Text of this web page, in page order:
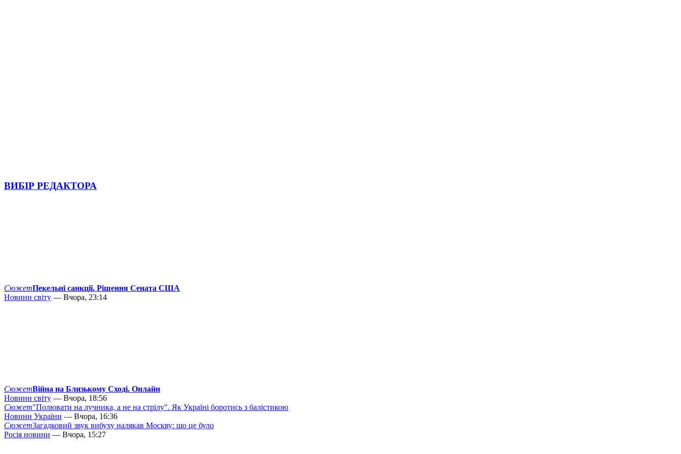
ВИБІР РЕДАКТОРА
СюжетПекельні санкції. Рішення Сената США
Новини світу — Вчора, 23:14
СюжетВійна на Близькому Сході. Онлайн
Новини світу — Вчора, 18:56
Сюжет"Полювати на лучника, а не на стрілу". Як Україні боротись з балістикою
Новини України — Вчора, 16:36
СюжетЗагадковий звук вибуху налякав Москву: що це було
Росія новини — Вчора, 15:27